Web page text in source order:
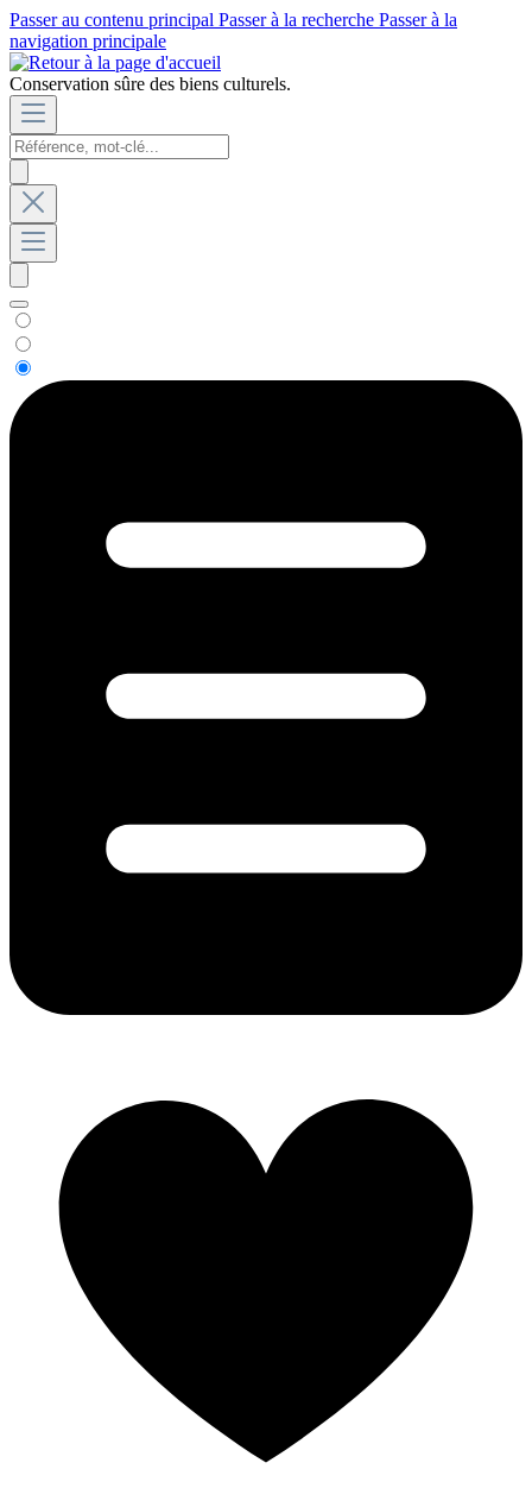
Passer au contenu principal Passer à la recherche Passer à la
navigation principale
Conservation sûre des biens culturels.